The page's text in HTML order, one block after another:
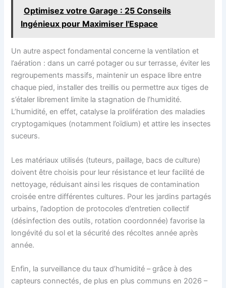
Optimisez votre Garage : 25 Conseils
Ingénieux pour Maximiser l'Espace
Un autre aspect fondamental concerne la ventilation et
l’aération : dans un carré potager ou sur terrasse, éviter les
regroupements massifs, maintenir un espace libre entre
chaque pied, installer des treillis ou permettre aux tiges de
s’étaler librement limite la stagnation de l’humidité.
L’humidité, en effet, catalyse la prolifération des maladies
cryptogamiques (notamment l’oïdium) et attire les insectes
suceurs.
Les matériaux utilisés (tuteurs, paillage, bacs de culture)
doivent être choisis pour leur résistance et leur facilité de
nettoyage, réduisant ainsi les risques de contamination
croisée entre différentes cultures. Pour les jardins partagés
urbains, l’adoption de protocoles d’entretien collectif
(désinfection des outils, rotation coordonnée) favorise la
longévité du sol et la sécurité des récoltes année après
année.
Enfin, la surveillance du taux d’humidité – grâce à des
capteurs connectés, de plus en plus communs en 2026 –